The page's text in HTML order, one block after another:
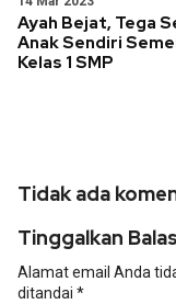
Ayah Bejat, Tega
Anak Sendiri
Kelas 1 SMP
Tidak ada
Tinggalkan
Alamat email Anda
ditandai *